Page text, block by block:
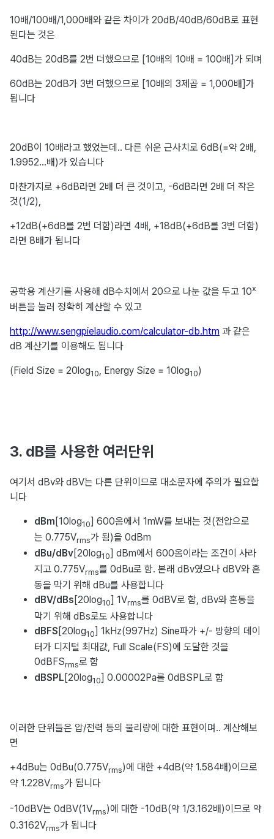
10배/100배/1,000배와 같은 차이가 20dB/40dB/60dB로 표현
된다는 것은
40dB는 20dB를 2번 더했으므로 [10배의 10배 = 100배]가 되며
60dB는 20dB가 3번 더했으므로 [10배의 3제곱 = 1,000배]가
됩니다
20dB이 10배라고 했었는데.. 다른 쉬운 근사치로 6dB(=약 2배,
1.9952...배)가 있습니다
마찬가지로 +6dB라면 2배 더 큰 것이고, -6dB라면 2배 더 작은
것(1/2),
+12dB(+6dB를 2번 더함)라면 4배, +18dB(+6dB를 3번 더함)
라면 8배가 됩니다
공학용 계산기를 사용해 dB수치에서 20으로 나눈 값을 두고 10x
버튼을 눌러 정확히 계산할 수 있고
http://www.sengpielaudio.com/calculator-db.htm 과 같은
dB 계산기를 이용해도 됩니다
(Field Size = 20log10 , Energy Size = 10log10)
3. dB를 사용한 여러단위
여기서 dBv와 dBV는 다른 단위이므로 대소문자에 주의가 필요합
니다
dBm [10log10] 600옴에서 1mW를 보내는 것(전압으로
는 0.775Vrms가 됨)을 0dBm
dBu/dBv[20log10] dBm에서 600옴이라는 조건이 사라
지고 0.775Vrms를 0dBu로 함. 본래 dBv였으나 dBV와 혼
동을 막기 위해 dBu를 사용합니다
dBV/dBs [20log10] 1Vrms를 0dBV로 함, dBv와 혼동을
막기 위해 dBs로도 사용합니다
dBFS [20log10] 1kHz(997Hz) Sine파가 +/- 방향의 데이
터가 디지털 최대값, Full Scale(FS)에 도달한 것을
0dBFSrms로 함
dBSPL [20log10] 0.00002Pa를 0dBSPL로 함
이러한 단위들은 압/전력 등의 물리량에 대한 표현이며.. 계산해보
면
+4dBu는 0dBu(0.775Vrms)에 대한 +4dB(약 1.584배)이므로
약 1.228Vrms가 됩니다
-10dBV는 0dBV(1Vrms)에 대한 -10dB(약 1/3.162배)이므로 약
0.3162Vrms가 됩니다